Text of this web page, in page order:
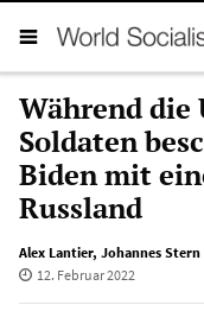
Während die
Soldaten
Biden mit
Russland
Alex Lantier, Johannes Stern
12. Februar 2022